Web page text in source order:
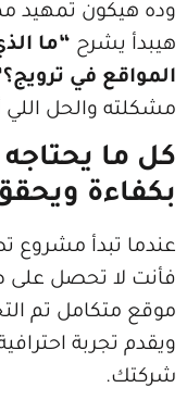
تمهيد ممتاز
“ما الذي
ترويج؟”،
اللي أنت
ويحقق
مشروع تصميم
على صفحات
تم التخطيط له
احترافية